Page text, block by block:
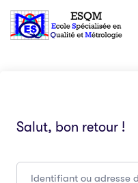
Salut, bon retour !